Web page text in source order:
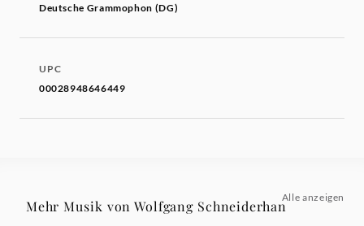
Deutsche Grammophon (DG)
UPC
00028948646449
Mehr Musik von Wolfgang Schneiderhan
Alle anzeigen